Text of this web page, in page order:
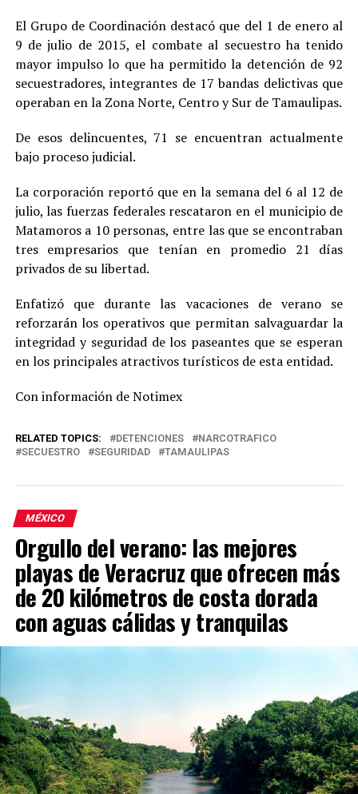
El Grupo de Coordinación destacó que del 1 de enero al
9 de julio de 2015, el combate al secuestro ha tenido
mayor impulso lo que ha permitido la detención de 92
secuestradores, integrantes de 17 bandas delictivas que
operaban en la Zona Norte, Centro y Sur de Tamaulipas.
De esos delincuentes, 71 se encuentran actualmente
bajo proceso judicial.
La corporación reportó que en la semana del 6 al 12 de
julio, las fuerzas federales rescataron en el municipio de
Matamoros a 10 personas, entre las que se encontraban
tres empresarios que tenían en promedio 21 días
privados de su libertad.
Enfatizó que durante las vacaciones de verano se
reforzarán los operativos que permitan salvaguardar la
integridad y seguridad de los paseantes que se esperan
en los principales atractivos turísticos de esta entidad.
Con información de Notimex
RELATED TOPICS: DETENCIONES
NARCOTRAFICO
SECUESTRO
SEGURIDAD TAMAULIPAS
MÉXICO
Orgullo del verano: las mejores
playas de Veracruz que ofrecen más
de 20 kilómetros de costa dorada
con aguas cálidas y tranquilas